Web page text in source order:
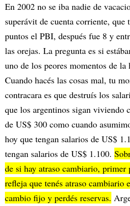
En 2002 no se iba nadie de
superávit de cuenta corriente, que
puntos el PBI, después fue 8 y
las orejas. La pregunta es si
uno de los peores momentos de
Cuando hacés las cosas mal, tu
contracara es que destruís los
que los argentinos sigan viviendo
de US$ 300 como cuando
hoy que tengan salarios de US$
tengan salarios de US$ 1.100.
de si hay atraso cambiario, primer
refleja que tenés atraso cambiario
cambio fijo y perdés reservas.